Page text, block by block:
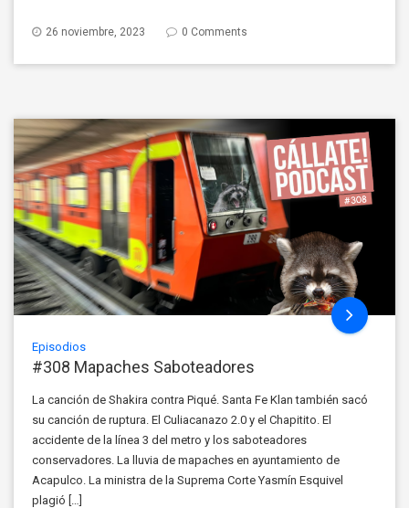
26 noviembre, 2023 0 Comments
Episodios
#308 Mapaches Saboteadores
La canción de Shakira contra Piqué. Santa Fe Klan también sacó
su canción de ruptura. El Culiacanazo 2.0 y el Chapitito. El
accidente de la línea 3 del metro y los saboteadores
conservadores. La lluvia de mapaches en ayuntamiento de
Acapulco. La ministra de la Suprema Corte Yasmín Esquivel
plagió […]